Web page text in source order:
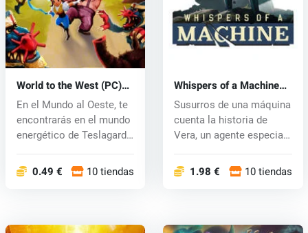
World to the West (PC)
CD key
En el Mundo al Oeste, te
encontrarás en el mundo
energético de Teslagard
0.49 € 10 tiendas
Whispers of a Machine
(PC) CD key
Susurros de una máquina
cuenta la historia de
Vera, un agente especial
1.98 € 10 tiendas